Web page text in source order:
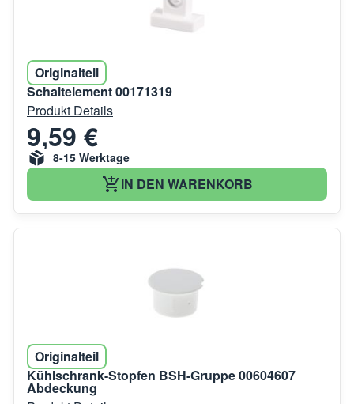
Originalteil
Schaltelement 00171319
Produkt Details
9,59 €
8-15 Werktage
IN DEN WARENKORB
Originalteil
Kühlschrank-Stopfen BSH-Gruppe 00604607
Abdeckung